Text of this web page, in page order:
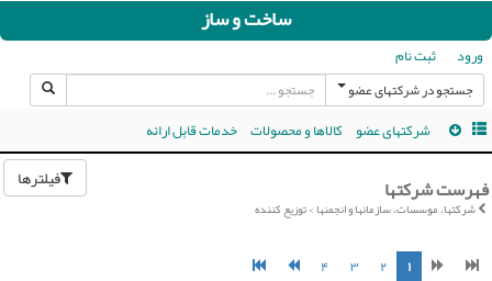
ساخت و ساز
ورود ثبت نام
جستجو در شرکتهای عضو
شرکتهای عضو کالاها و محصولات خدمات قابل ارائه
فیلترها فهرست شرکتها
شرکتها، موسسات، سازمانها و انجمنها > توزیع کننده
۱ ۲ ۳ ۴